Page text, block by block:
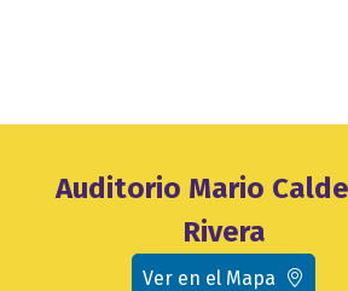
Ubicación
Auditorio Mario
Rivera
Ver en el Mapa